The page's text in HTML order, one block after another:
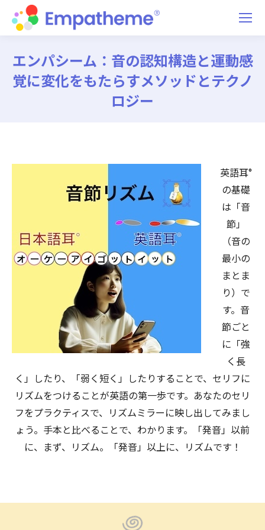
エンパシーム：音の認知構造と運動感
覚に変化をもたらすメソッドとテクノ
ロジー
英語耳°
の基礎
は「音
節」
（音の
最小の
まとま
り）で
す。音
節ごと
に「強
く長
く」したり、「弱く短く」したりすることで、セリフに
リズムをつけることが英語の第一歩です。あなたのセリ
フをプラクティスで、リズムミラーに映し出してみまし
ょう。手本と比べることで、わかります。「発音」以前
に、まず、リズム。「発音」以上に、リズムです！